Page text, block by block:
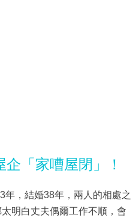
「家嘈屋閉」！
年，結婚38年，兩人的相處之
明白丈夫偶爾工作不順，會